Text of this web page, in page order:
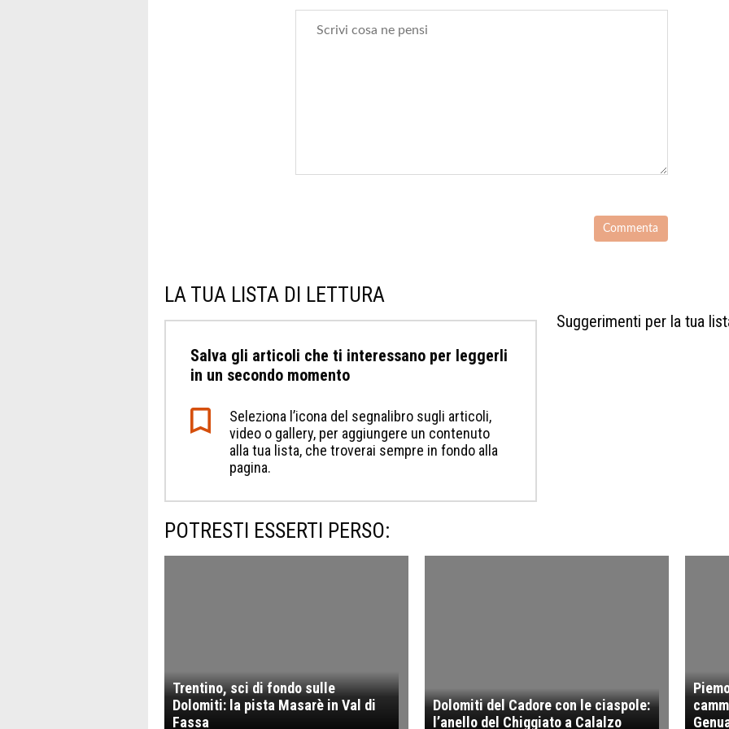
LA TUA LISTA DI LETTURA
Salva gli articoli che ti interessano per leggerli
in un secondo momento
Seleziona l’icona del segnalibro sugli articoli,
video o gallery, per aggiungere un contenuto
alla tua lista, che troverai sempre in fondo alla
pagina.
Suggerimenti per la tua
POTRESTI ESSERTI PERSO:
Trentino, sci di fondo sulle
Dolomiti: la pista Masarè in Val di
Fassa
Dolomiti del Cadore con le ciaspole:
l’anello del Chiggiato a Calalzo